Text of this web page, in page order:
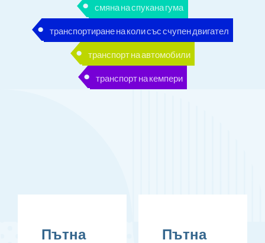
смяна на спукана гума
транспортиране на коли със счупен двигател
транспорт на автомобили
транспорт на кемпери
Пътна
Пътна